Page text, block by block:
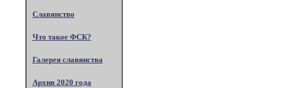
Славянство
Что такое ФСК?
Галерея славянства
Архив 2020 года